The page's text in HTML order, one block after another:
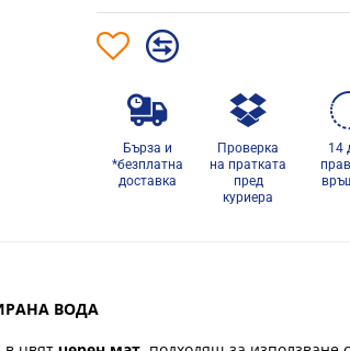
Бърза и
*безплатна
доставка
Проверка
на пратката
пред
куриера
14
ВОДА